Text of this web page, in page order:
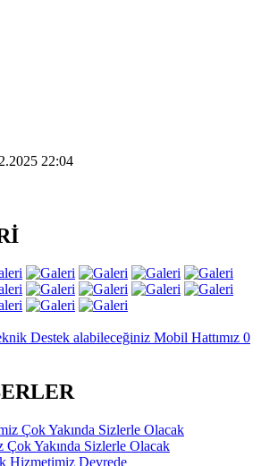
22:04
Destek alabileceğiniz Mobil Hattımız 0
Yakında Sizlerle Olacak